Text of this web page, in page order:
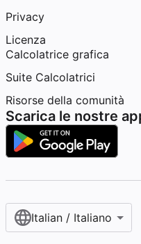
Privacy
Licenza
Calcolatrice grafica
Suite Calcolatrici
Risorse della comunità
Scarica le nostre
Italian / Italiano‎